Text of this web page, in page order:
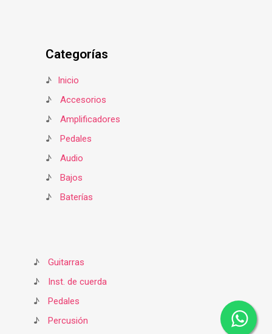
Categorías
♪
Inicio
♪
Accesorios
♪
Amplificadores
♪
Pedales
♪
Audio
♪
Bajos
♪
Baterías
♪
Guitarras
♪
Inst. de cuerda
♪
Pedales
♪
Percusión